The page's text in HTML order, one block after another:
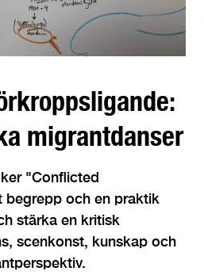
migrantdanser
"Conflicted
och en praktik
stärka en kritisk
scenkonst, kunskap och